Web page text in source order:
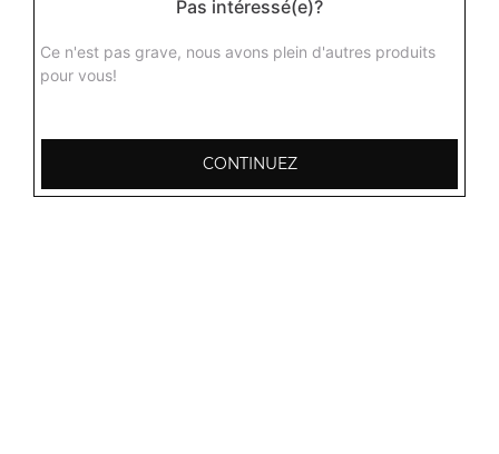
Curry d'agneau aux lentilles jaunes avec différentes
épices du kashmir + 1 potion de riz basmati
Agneau aux champignons
Curry d'agneau aux champignons délicieusement
Pas intéressé(e)?
Ce n'est pas grave, nous avons plein d'autres produits
pour vous!
CONTINUEZ